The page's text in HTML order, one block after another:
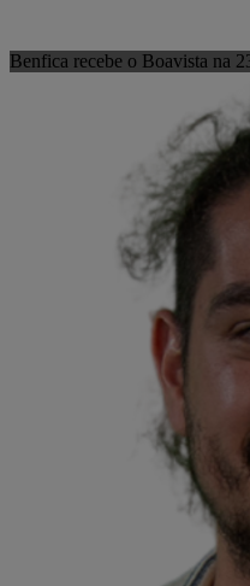
Benfica recebe o Boavista na